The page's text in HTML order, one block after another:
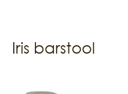
Iris barstool